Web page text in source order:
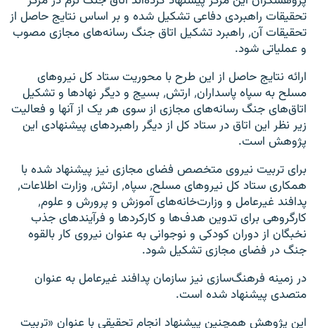
تحقیقات راهبردی دفاعی تشکیل شده و بر اساس نتایج حاصل از
تحقیقات آن٬ راهبرد تشکیل اتاق جنگ رسانه‌های مجازی مصوب
و عملیاتی شود.
ارائه نتایج حاصل از این طرح با محوریت ستاد کل نیروهای
مسلح به سپاه پاسداران٬ ارتش٬ بسیج و دیگر نهادها و تشکیل
اتاق‌های جنگ رسانه‌های مجازی از سوی هر یک از آنها و فعالیت
زیر نظر این اتاق در ستاد کل از دیگر راهبردهای پیشنهادی این
پژوهش است.
برای تربیت نیروی متخصص فضای مجازی نیز پیشنهاد شده با
همکاری ستاد کل نیروهای مسلح٬ سپاه٬ ارتش٬ وزارت اطلاعات٬
پدافند غیرعامل و وزارت‌خانه‌های آموزش و پرورش و علوم٬
کارگروهی برای تدوین هدف‌ها و کارکردها و فرآیندهای جذب
نخبگان از دوران کودکی و نوجوانی به عنوان نیروی کار بالقوه
جنگ در فضای مجازی تشکیل شود.
در زمینه فرهنگ‌سازی نیز سازمان پدافند غیرعامل به عنوان
متصدی پیشنهاد شده است.
این پژوهش همچنین پیشنهاد انجام تحقیقی با عنوان «تربیت